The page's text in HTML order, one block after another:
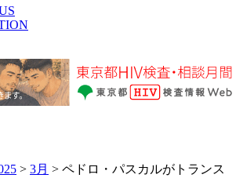
> 3月 > ペドロ・パスカルがトランス